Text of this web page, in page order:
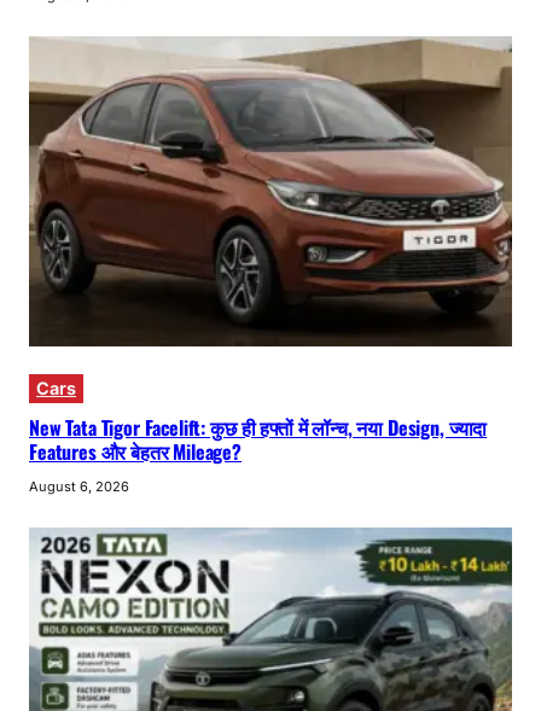
Cars
New Tata Tigor Facelift: कुछ ही हफ्तों में लॉन्च, नया Design, ज्यादा
Features और बेहतर Mileage?
August 6, 2026